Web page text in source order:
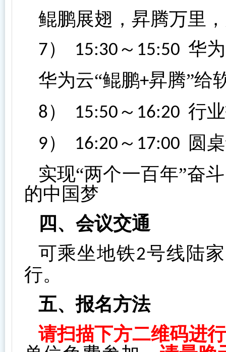
鲲鹏展翅，昇腾万里
7） 15:30 ～ 15:50 华
华为云“鲲鹏+昇腾”给
8） 15:50 ～ 16:20 行
9） 16:20 ～ 17:00
圆
实现“两个一百年”奋
的中国梦
四、会议交通
可乘坐地铁2号线陆
行。
五、报名方法
请扫描下方二维码进